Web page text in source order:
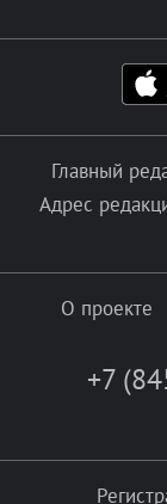
Главный
Адрес
О проекте
+7